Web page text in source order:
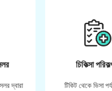
দ্বারা
চিকিত্সা
টিকিট থেকে ভিসা